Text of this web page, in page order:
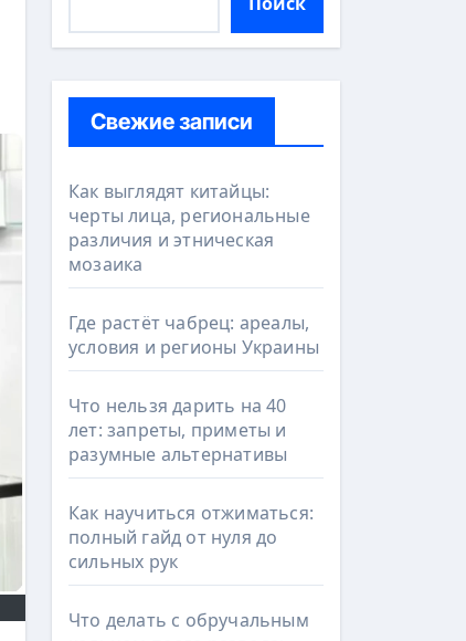
Свежие записи
Как выглядят китайцы:
черты лица, региональные
различия и этническая
мозаика
Где растёт чабрец: ареалы,
условия и регионы Украины
Что нельзя дарить на 40
лет: запреты, приметы и
разумные альтернативы
Как научиться отжиматься:
полный гайд от нуля до
сильных рук
Что делать с обручальным